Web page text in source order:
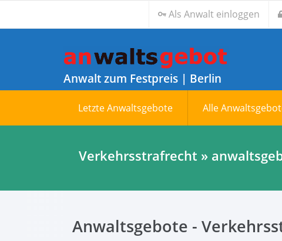
Als Anwalt einloggen
Anwalt zum Festpreis | Berlin
Letzte Anwaltsgebote Alle
Verkehrsstrafrecht »
Anwaltsgebote -